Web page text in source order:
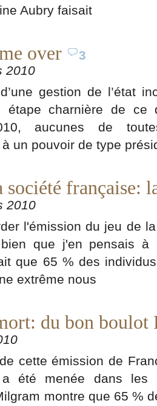
Aubry faisait
over
3
2010
gestion de l’état
étape charnière de ce
aucunes de
un pouvoir de type
française:
2010
l'émission du jeu de
que j'en pensais à
que 65 % des
extrême nous
du bon boulot
cette émission de
a été menée dans les
montre que 65 %